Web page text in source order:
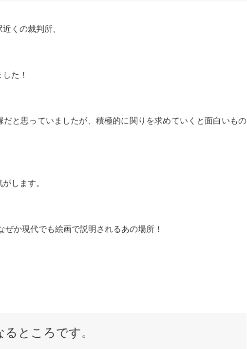
くの裁判所、
た！
だと思っていましたが、積極的に関りを求めていくと面白いもの
します。
ぜか現代でも絵画で説明されるあの場所！
ところです。